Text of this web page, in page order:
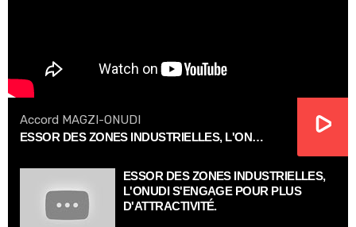
Accord MAGZI-ONUDI
ESSOR DES ZONES INDUSTRIELLES, L'ONUDI S'ENGAGE POUR PLUS D'ATTRACTIVITÉ.
ESSOR DES ZONES INDUSTRIELLES,
L'ONUDI S'ENGAGE POUR PLUS
D'ATTRACTIVITÉ.